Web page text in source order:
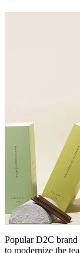
Popular D2C brand
to modernize the